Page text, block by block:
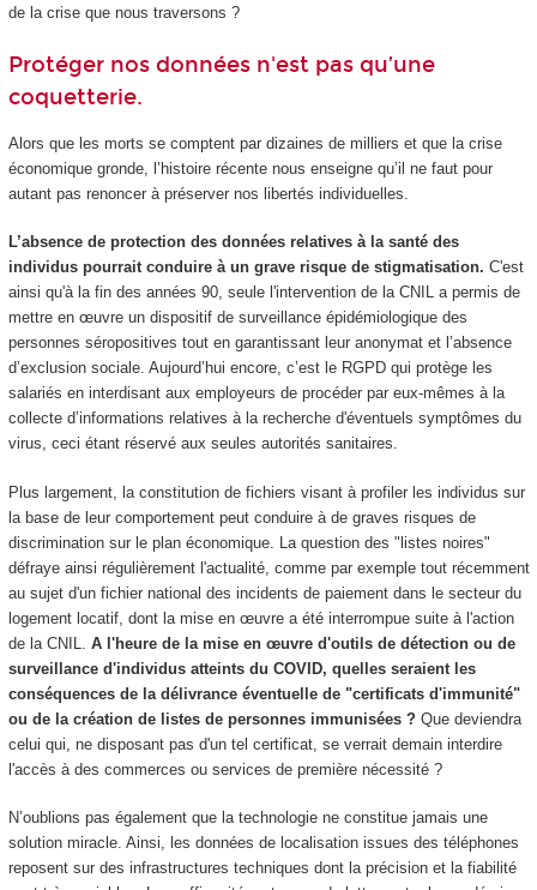
de la crise que nous traversons ?
Protéger nos données n'est pas qu’une
coquetterie.
Alors que les morts se comptent par dizaines de milliers et que la crise
économique gronde, l’histoire récente nous enseigne qu’il ne faut pour
autant pas renoncer à préserver nos libertés individuelles.
L’absence de protection des données relatives à la santé des
individus pourrait conduire à un grave risque de stigmatisation. C'est
ainsi qu'à la fin des années 90, seule l'intervention de la CNIL a permis de
mettre en œuvre un dispositif de surveillance épidémiologique des
personnes séropositives tout en garantissant leur anonymat et l’absence
d’exclusion sociale. Aujourd’hui encore, c’est le RGPD qui protège les
salariés en interdisant aux employeurs de procéder par eux-mêmes à la
collecte d’informations relatives à la recherche d'éventuels symptômes du
virus, ceci étant réservé aux seules autorités sanitaires.
Plus largement, la constitution de fichiers visant à profiler les individus sur
la base de leur comportement peut conduire à de graves risques de
discrimination sur le plan économique. La question des "listes noires"
défraye ainsi régulièrement l'actualité, comme par exemple tout récemment
au sujet d'un fichier national des incidents de paiement dans le secteur du
logement locatif, dont la mise en œuvre a été interrompue suite à l'action
de la CNIL. A l'heure de la mise en œuvre d'outils de détection ou de
surveillance d'individus atteints du COVID, quelles seraient les
conséquences de la délivrance éventuelle de "certificats d'immunité"
ou de la création de listes de personnes immunisées ? Que deviendra
celui qui, ne disposant pas d'un tel certificat, se verrait demain interdire
l'accès à des commerces ou services de première nécessité ?
N’oublions pas également que la technologie ne constitue jamais une
solution miracle. Ainsi, les données de localisation issues des téléphones
reposent sur des infrastructures techniques dont la précision et la fiabilité